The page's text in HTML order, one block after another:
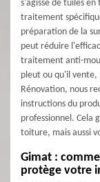
s'agisse de tuiles
traitement
préparation de la
peut réduire
traitement anti-
pleut ou qu'il vente,
Rénovation, nous
instructions du
professionnel. Cela
toiture, mais aussi
Gimat :
protège votre